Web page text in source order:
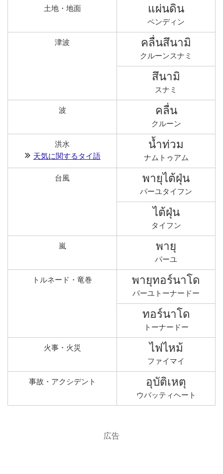
土地・地面 แผ่นดิน
ペンディン
津波 คลื่นสึนามิ
クルーンスナミ
สึนามิ
スナミ
波 คลื่น
クルーン
洪水
天気に関するタイ語
น้ำท่วม
ナムトゥアム
台風 พายุไต้ฝุ่น
パーユタイフン
ไต้ฝุ่น
タイフン
嵐 พายุ
パーユ
トルネード・竜巻 พายุทอร์นาโด
パーユトーナードー
ทอร์นาโด
トーナードー
火事・火災 ไฟไหม้
ファイマイ
事故・アクシデント อุบัติเหตุ
ウバッティヘート
広告